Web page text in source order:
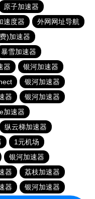
原子加速器
速度器
外网网址导航
)加速器
暴雪加速器
器
银河加速器
银河加速器
器
银河加速器
加速器
纵云梯加速器
1元机场
银河加速器
器
荔枝加速器
器
银河加速器